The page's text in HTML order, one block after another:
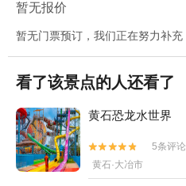
暂无报价
暂无门票预订，我们正在努力补充
看了该景点的人还看了
黄石恐龙水世界


5条评论
黄石·大冶市